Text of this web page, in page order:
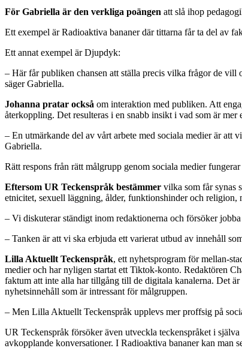
För Gabriella är den verkliga poängen att slå ihop
Ett exempel är Radioaktiva bananer där tittarna får ta del av
Ett annat exempel är Djupdyk:
– Här får publiken chansen att ställa precis vilka frågor de vill
säger Gabriella.
Johanna pratar också om interaktion med publiken. Att
återkoppling. Det resulteras i en snabb insikt i vad som är
– En utmärkande del av vårt arbete med sociala medier är att
Gabriella.
Rätt respons från rätt målgrupp genom sociala medier
Eftersom UR Teckenspråk bestämmer vilka som får synas
etnicitet, sexuell läggning, ålder, funktionshinder och religion,
– Vi diskuterar ständigt inom redaktionerna och försöker
– Tanken är att vi ska erbjuda ett varierat utbud av innehåll
Lilla Aktuellt Teckenspråk, ett nyhetsprogram för mellan-
medier och har nyligen startat ett Tiktok-konto. Redaktören
faktum att inte alla har tillgång till de digitala kanalerna. Det
nyhetsinnehåll som är intressant för målgruppen.
– Men Lilla Aktuellt Teckenspråk upplevs mer proffsig på
UR Teckenspråk försöker även utveckla teckenspråket i
avkopplande konversationer. I Radioaktiva bananer kan man